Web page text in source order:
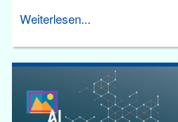
Weiterlesen...